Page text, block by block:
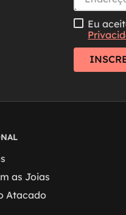
Eu
as Joias
Atacado